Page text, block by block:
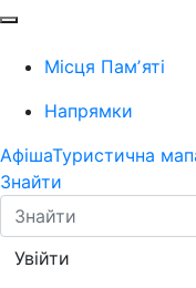
Місця Памʼяті
Напрямки
АфішаТуристична
Знайти
Увійти